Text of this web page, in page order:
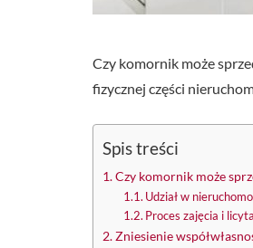
Czy komornik może
fizycznej części
Spis treści
Czy komornik może
Udział w
Proces zajęcia i
Zniesienie